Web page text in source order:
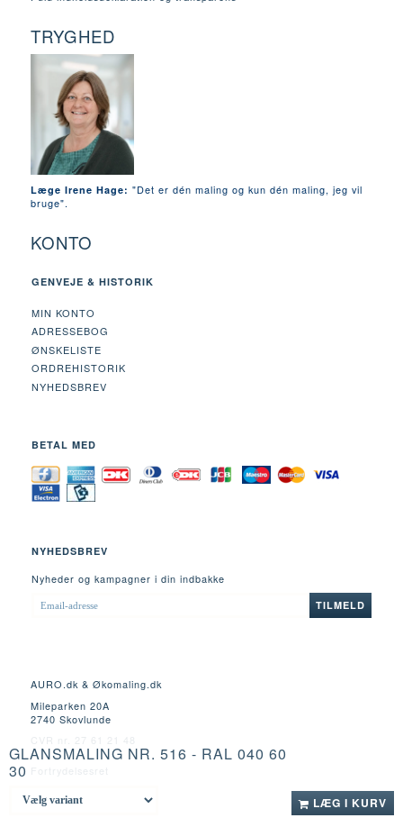
TRYGHED
Læge Irene Hage: "Det er dén maling og kun dén maling, jeg vil
bruge".
KONTO
GENVEJE & HISTORIK
MIN KONTO
ADRESSEBOG
ØNSKELISTE
ORDREHISTORIK
NYHEDSBREV
BETAL MED
NYHEDSBREV
Nyheder og kampagner i din indbakke
ADRESSE
TILMELD
AURO.dk & Økomaling.dk
Mileparken 20A
2740 Skovlunde
GLANSMALING NR. 516 - RAL 040 60
30
LÆG I KURV